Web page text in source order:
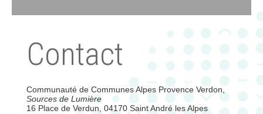
Contact
Communauté de Communes Alpes Provence Verdon,
Sources de Lumière
16 Place de Verdun, 04170 Saint André les Alpes